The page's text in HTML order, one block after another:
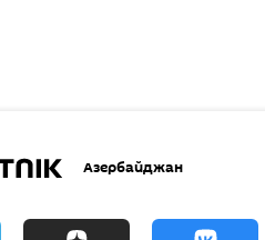
Азербайджан